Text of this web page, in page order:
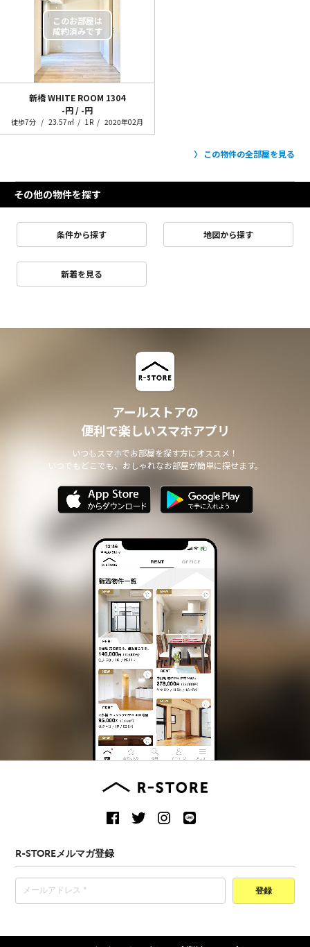
新橋 WHITE ROOM 1304
-円 / -円
徒歩7分 23.57㎡ 1R 2020年02月
この物件の全部屋を見る
その他の物件を探す
条件から探す 地図から探す
新着を見る
アールストアの
便利で楽しいスマホアプリ
いつもスマホでお部屋を探す方にオススメ！
いつでもどこでも、おしゃれなお部屋が簡単に探せます。
R-STOREメルマガ登録
登録